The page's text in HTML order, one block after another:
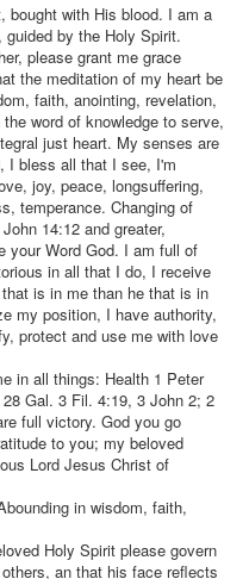
bought with His blood. I am a
by the Holy Spirit.
please grant me grace
the meditation of my heart be
faith, anointing, revelation,
word of knowledge to serve,
just heart. My senses are
I bless all that I see, I'm
joy, peace, longsuffering,
temperance. Changing of
14:12 and greater,
your Word God. I am full of
in all that I do, I receive
is in me than he that is in
my position, I have authority,
protect and use me with love
in all things: Health 1 Peter
Gal. 3 Fil. 4:19, 3 John 2; 2
full victory. God you go
to you; my beloved
Lord Jesus Christ of
in wisdom, faith,
Holy Spirit please govern
an that his face reflects